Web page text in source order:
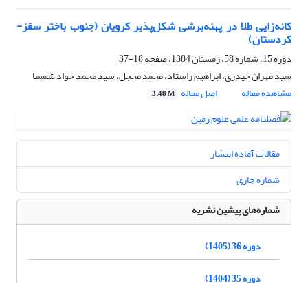
کانه‌زایی طلا در پهنه‌برشی شکل‌پذیر کرویان (جنوب‌ باختر سقز-
کردستان)
دوره 15، شماره 58، زمستان 1384، صفحه
18-37
سید مهران حیدری، ابراهیم راستاد، محمد محجل، سید محمد جواد شمسا
مشاهده مقاله
اصل مقاله 3.48 M
مقالات آماده انتشار
شماره جاری
شماره‌های پیشین نشریه
دوره 36 (1405)
دوره 35 (1404)